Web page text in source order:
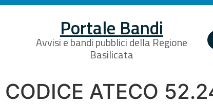
Portale Bandi
Avvisi e bandi pubblici della Regione
Basilicata
CODICE ATECO